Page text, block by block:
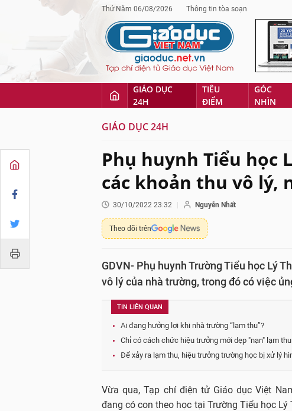
Thứ Năm 06/08/2026 Thông tin tòa soạn
GIÁO DỤC
24H
TIÊU
ĐIỂM
GÓC
NHÌN
GIÁO DỤC 24H
Phụ huynh Tiểu học
các khoản thu vô lý,
30/10/2022 23:32 Nguyễn Nhất
Theo dõi trên
GDVN- Phụ huynh Trường Tiểu học Lý
vô lý của nhà trường, trong đó có việc
TIN LIÊN QUAN
Ai đang hưởng lợi khi nhà trường “lạm thu”?
Chỉ có cách chức hiệu trưởng mới dẹp "nạn" lạm
Để xảy ra lạm thu, hiệu trưởng trường học bị xử lý
Vừa qua, Tạp chí điện tử Giáo dục Việt
đang có con theo học tại Trường Tiểu học